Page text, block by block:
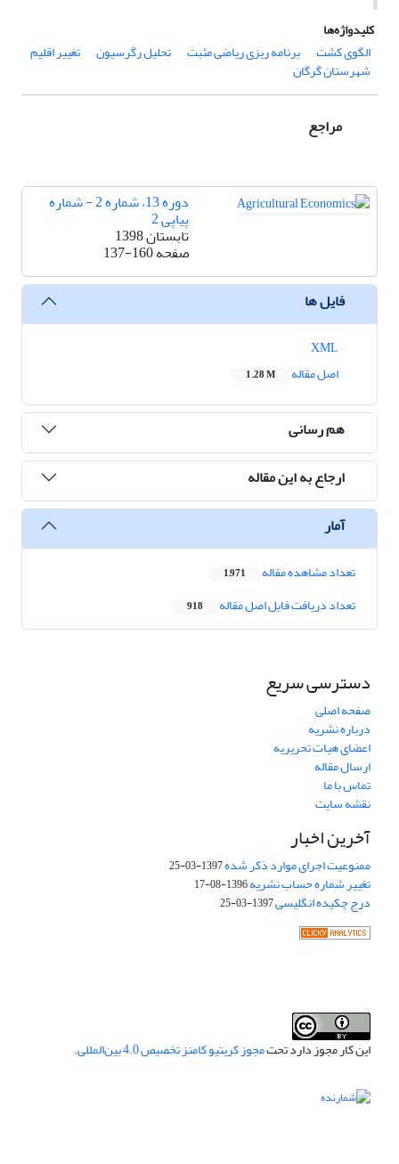
کلیدواژه‌ها
الگوی کشت
برنامه ریزی ریاضی مثبت تحلیل رگرسیون تغییر اقلیم
شهرستان گرگان
مراجع
دوره 13، شماره 2 - شماره
پیاپی 2
تابستان 1398
صفحه137-160
فایل ها
اصل مقاله
1.28 M
هم رسانی
ارجاع به این مقاله
آمار
تعداد مشاهده مقاله 1,971
تعداد دریافت فایل اصل مقاله 918
دسترسی سریع
صفحه اصلی
درباره نشریه
اعضای هیات تحریریه
ارسال مقاله
تماس با ما
نقشه سایت
آخرین اخبار
ممنوعیت اجرای موارد ذکر شده1397-03-25
تغییر شماره حساب نشریه1396-08-17
درج چکیده انگلیسی1397-03-25
این کار مجوز دارد تحتمجوز کریتیو کامنز تخصیص 4.0 بین‌المللی .